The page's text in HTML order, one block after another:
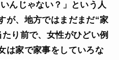
んじゃない？」という人
が、地方ではまだまだ“家
り前で、女性がひどい例
は家で家事をしていろな